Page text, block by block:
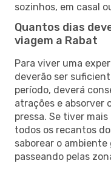
sozinhos, em casal
Quantos dias
viagem a Rabat
Para viver uma
deverão ser
período, deverá
atrações e absorver
pressa. Se tiver
todos os recantos
saborear o
passeando pelas